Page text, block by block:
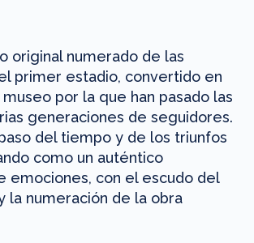
original numerado de las
primer estadio, convertido en
por la que han pasado las
generaciones de seguidores.
del tiempo y de los triunfos
como un auténtico
emociones, con el escudo del
la numeración de la obra